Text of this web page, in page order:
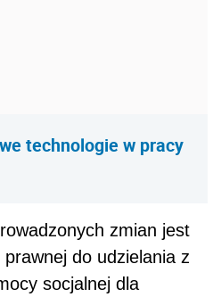
technologie w pracy
zmian jest
do udzielania z
socjalnej dla